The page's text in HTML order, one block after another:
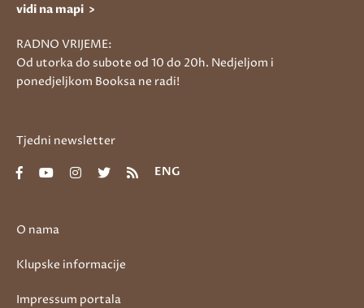
O nama
Klupske informacije
Impressum portala
vidi na mapi >
RADNO VRIJEME:
Od utorka do subote od 10 do 20h. Nedjeljom i
ponedjeljkom Booksa ne radi!
Tjedni newsletter
ENG